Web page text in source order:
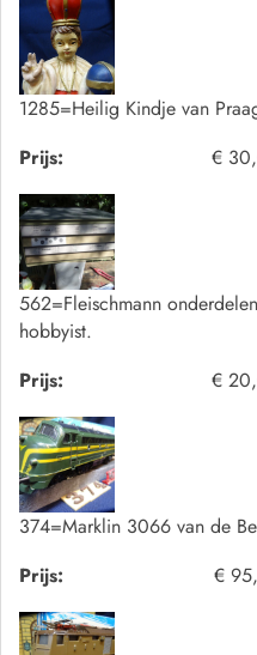
1285=Heilig Kindje van
Prijs:
€
562=Fleischmann
hobbyist.
Prijs:
€
374=Marklin 3066 van de
Prijs:
€